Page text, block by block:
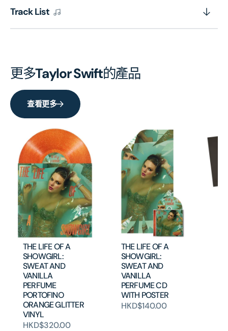
Track List
更多Taylor Swift的產品
查看更多
THE LIFE OF A
SHOWGIRL:
SWEAT AND
VANILLA
PERFUME
PORTOFINO
ORANGE GLITTER
VINYL
HKD$320.00
THE LIFE OF A
SHOWGIRL:
SWEAT AND
VANILLA
PERFUME CD
WITH POSTER
HKD$140.00